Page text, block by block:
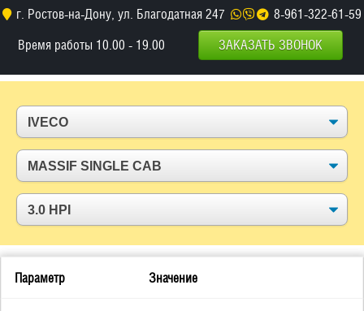
г. Ростов-на-Дону, ул. Благодатная 247
8-961-322-61-59
Время работы 10.00 - 19.00
ЗАКАЗАТЬ ЗВОНОК
Параметр Значение